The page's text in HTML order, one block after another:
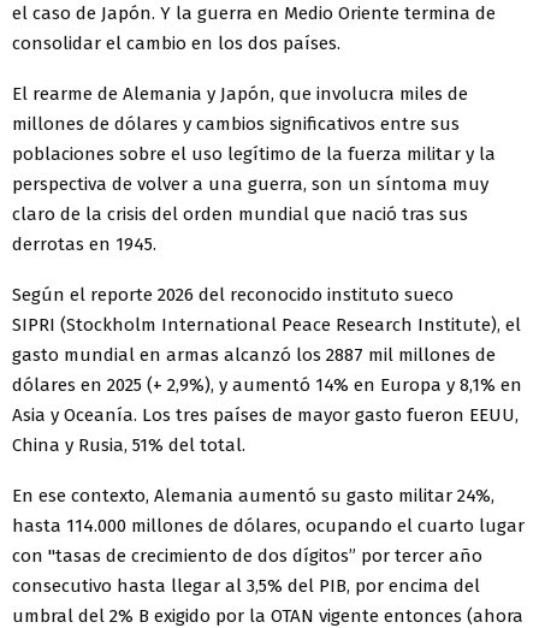
el caso de Japón. Y la guerra en Medio Oriente termina de
consolidar el cambio en los dos países.
El rearme de Alemania y Japón, que involucra miles de
millones de dólares y cambios significativos entre sus
poblaciones sobre el uso legítimo de la fuerza militar y la
perspectiva de volver a una guerra, son un síntoma muy
claro de la crisis del orden mundial que nació tras sus
derrotas en 1945.
Según el reporte 2026 del reconocido instituto sueco
SIPRI (Stockholm International Peace Research Institute), el
gasto mundial en armas alcanzó los 2887 mil millones de
dólares en 2025 (+ 2,9%), y aumentó 14% en Europa y 8,1% en
Asia y Oceanía. Los tres países de mayor gasto fueron EEUU,
China y Rusia, 51% del total.
En ese contexto, Alemania aumentó su gasto militar 24%,
hasta 114.000 millones de dólares, ocupando el cuarto lugar
con "tasas de crecimiento de dos dígitos” por tercer año
consecutivo hasta llegar al 3,5% del PIB, por encima del
umbral del 2% B exigido por la OTAN vigente entonces (ahora